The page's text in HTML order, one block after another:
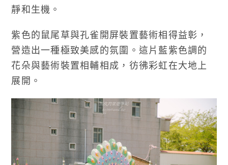
靜和生機。
紫色的鼠尾草與孔雀開屏裝置藝術相得益彰，
營造出一種極致美感的氛圍。這片藍紫色調的
花朵與藝術裝置相輔相成，彷彿彩虹在大地上
展開。